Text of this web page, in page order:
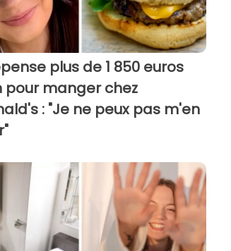
plus de 1 850 euros
pour manger chez
: "Je ne peux pas m'en